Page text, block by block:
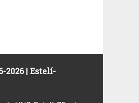
2026 | Estelí-